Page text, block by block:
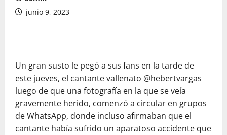
junio 9, 2023
Un gran susto le pegó a sus fans en la tarde de
este jueves, el cantante vallenato @hebertvargas
luego de que una fotografía en la que se veía
gravemente herido, comenzó a circular en grupos
de WhatsApp, donde incluso afirmaban que el
cantante había sufrido un aparatoso accidente que